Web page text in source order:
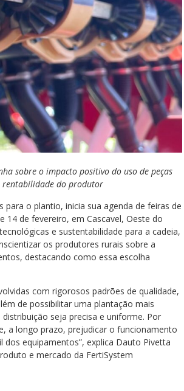
sobre o impacto positivo do uso de peças
rentabilidade do produtor
o plantio, inicia sua agenda de feiras de
14 de fevereiro, em Cascavel, Oeste do
e sustentabilidade para a cadeia,
os produtores rurais sobre a
destacando como essa escolha
com rigorosos padrões de qualidade,
de possibilitar uma plantação mais
seja precisa e uniforme. Por
a longo prazo, prejudicar o funcionamento
equipamentos”, explica Dauto Pivetta
e mercado da FertiSystem